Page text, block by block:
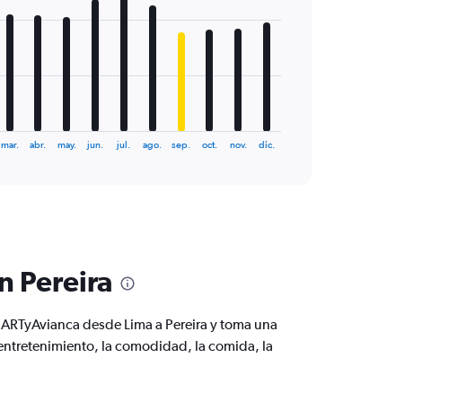
mar. abr. may. jun. jul. ago. sep. oct. nov. dic.
Pereira
desde Lima a Pereira y toma una
la comodidad, la comida, la